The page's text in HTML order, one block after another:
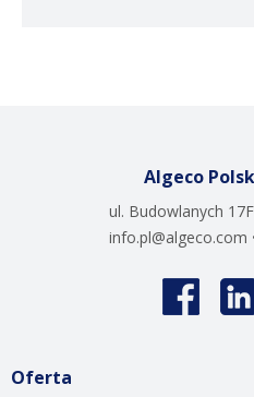
Algeco
ul. Budowlanych
info.pl@algeco.com
Oferta